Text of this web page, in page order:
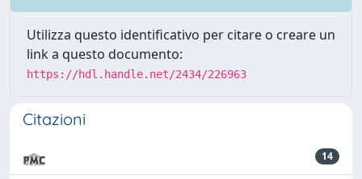
Utilizza questo identificativo per citare o creare un
link a questo documento:
https://hdl.handle.net/2434/226963
Citazioni
14